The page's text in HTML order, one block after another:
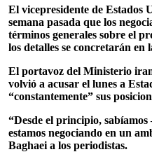
El vicepresidente de Estados
semana pasada que los
términos generales sobre el
los detalles se concretarán en
El portavoz del Ministerio
volvió a acusar el lunes a
“constantemente” sus
“Desde el principio,
estamos negociando en un
Baghaei a los periodistas.